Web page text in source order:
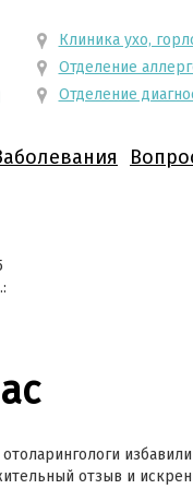
Клиника ухо,
Отделение
Отделение
отзыв и